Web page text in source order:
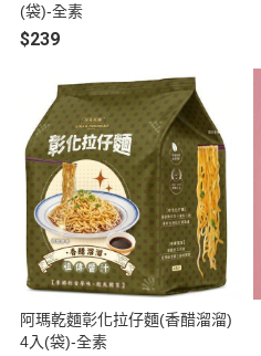
(袋)-全素
$239
阿瑪乾麵彰化拉仔麵(香醋溜溜)
4入(袋)-全素